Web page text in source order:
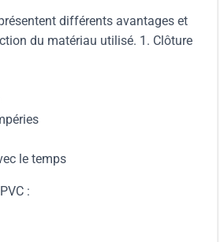
différents avantages et
du matériau utilisé. 1. Clôture
le temps
: